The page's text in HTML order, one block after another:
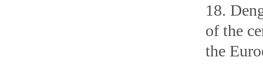
18.
of the
the